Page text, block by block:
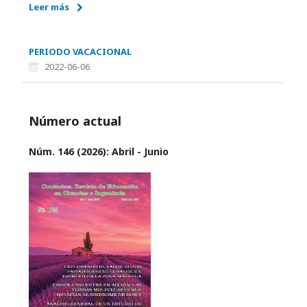
Leer más
PERIODO VACACIONAL
2022-06-06
Número actual
Núm. 146 (2026): Abril - Junio